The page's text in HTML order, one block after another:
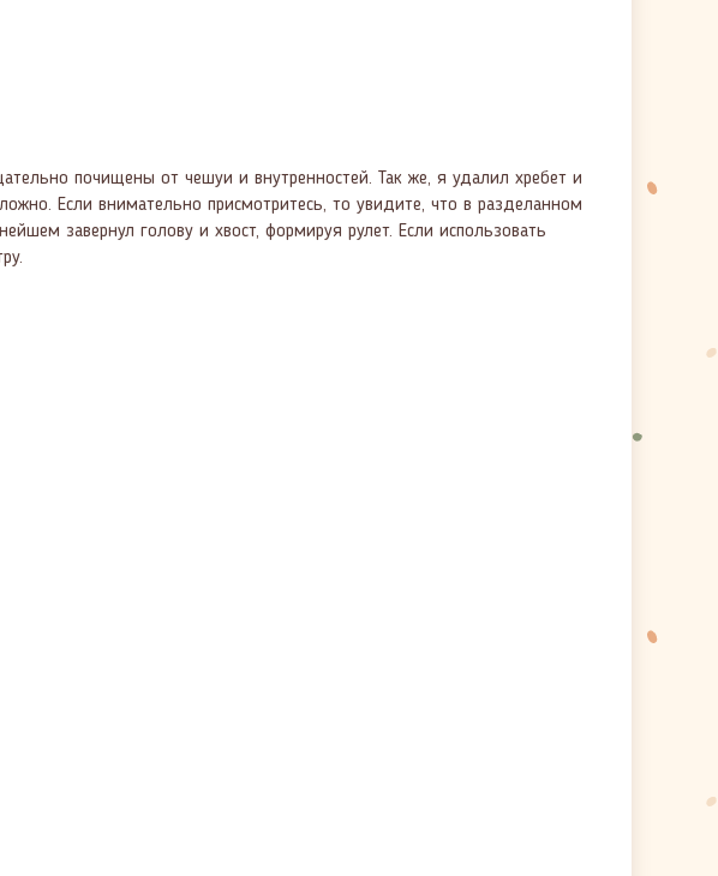
почищены от чешуи и внутренностей. Так же, я удалил хребет и
Если внимательно присмотритесь, то увидите, что в разделанном
завернул голову и хвост, формируя рулет. Если использовать